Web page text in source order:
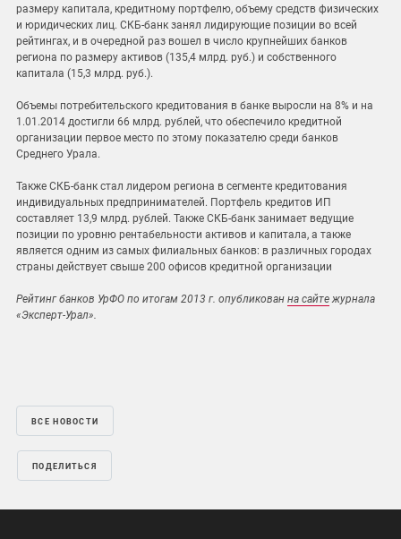
размеру капитала, кредитному портфелю, объему средств физических
и юридических лиц. СКБ-банк занял лидирующие позиции во всей
рейтингах, и в очередной раз вошел в число крупнейших банков
региона по размеру активов (135,4 млрд. руб.) и собственного
капитала (15,3 млрд. руб.).
Объемы потребительского кредитования в банке выросли на 8% и на
1.01.2014 достигли 66 млрд. рублей, что обеспечило кредитной
организации первое место по этому показателю среди банков
Среднего Урала.
Также СКБ-банк стал лидером региона в сегменте кредитования
индивидуальных предпринимателей. Портфель кредитов ИП
составляет 13,9 млрд. рублей. Также СКБ-банк занимает ведущие
позиции по уровню рентабельности активов и капитала, а также
является одним из самых филиальных банков: в различных городах
страны действует свыше 200 офисов кредитной организации
Рейтинг банков УрФО по итогам 2013 г. опубликован на сайтежурнала
«Эксперт-Урал».
ВСЕ НОВОСТИ
ПОДЕЛИТЬСЯ